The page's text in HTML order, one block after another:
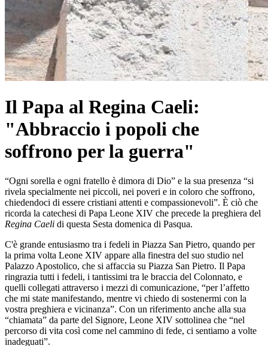
Il Papa al Regina Caeli:
"Abbraccio i popoli che
soffrono per la guerra"
“Ogni sorella e ogni fratello è dimora di Dio” e la sua presenza “si
rivela specialmente nei piccoli, nei poveri e in coloro che soffrono,
chiedendoci di essere cristiani attenti e compassionevoli”. È ciò che
ricorda la catechesi di Papa Leone XIV che precede la preghiera del
Regina Caeli di questa Sesta domenica di Pasqua.
C'è grande entusiasmo tra i fedeli in Piazza San Pietro, quando per
la prima volta Leone XIV appare alla finestra del suo studio nel
Palazzo Apostolico, che si affaccia su Piazza San Pietro. Il Papa
ringrazia tutti i fedeli, i tantissimi tra le braccia del Colonnato, e
quelli collegati attraverso i mezzi di comunicazione, “per l’affetto
che mi state manifestando, mentre vi chiedo di sostenermi con la
vostra preghiera e vicinanza”. Con un riferimento anche alla sua
“chiamata” da parte del Signore, Leone XIV sottolinea che “nel
percorso di vita così come nel cammino di fede, ci sentiamo a volte
inadeguati”.